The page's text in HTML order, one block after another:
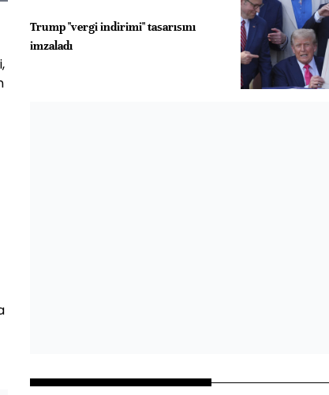
Trump "vergi indirimi" tasarısını
imzaladı